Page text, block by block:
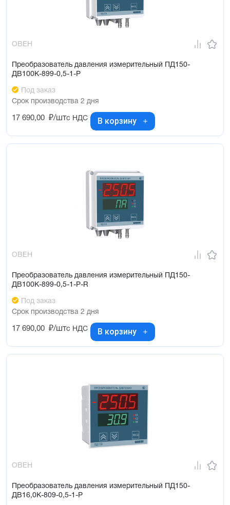
ОВЕН
Преобразователь давления измерительный ПД150-
ДВ100К-899-0,5-1-Р
Под заказ
Срок производства 2 дня
17 690,00 ₽/штс НДС В корзину
ОВЕН
Преобразователь давления измерительный ПД150-
ДВ100К-899-0,5-1-Р-R
Под заказ
Срок производства 2 дня
17 690,00 ₽/штс НДС В корзину
ОВЕН
Преобразователь давления измерительный ПД150-
ДВ16,0К-809-0,5-1-Р